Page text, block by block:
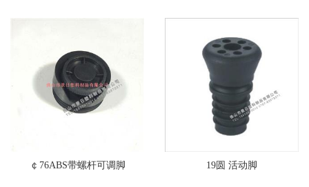
￠76ABS带螺杆可调脚 19圆 活动脚